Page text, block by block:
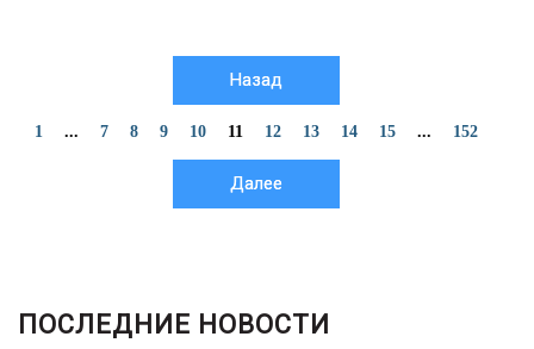
Назад
1 ... 7 8 9 10 11 12 13 14 15 ... 152
Далее
ПОСЛЕДНИЕ НОВОСТИ